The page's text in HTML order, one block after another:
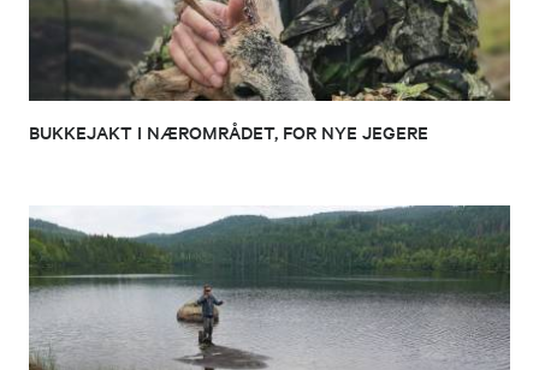
BUKKEJAKT I NÆROMRÅDET, FOR NYE JEGERE